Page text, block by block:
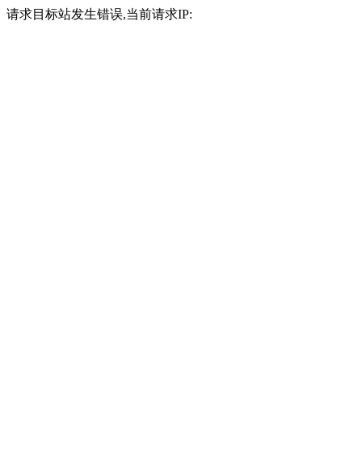
请求目标站发生错误,当前请求IP: